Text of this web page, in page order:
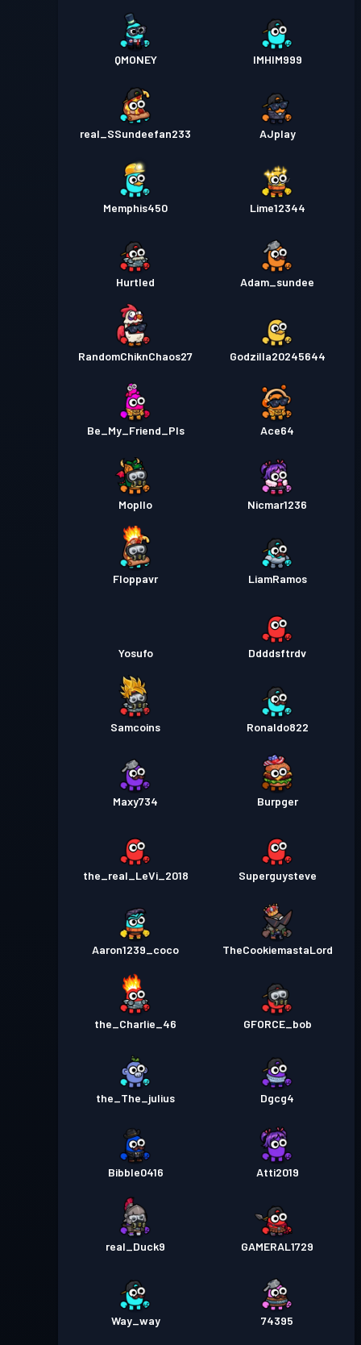
QMONEY IMHIM999
real_SSundeefan233 AJplay
Memphis450 Lime12344
Hurtled Adam_sundee
RandomChiknChaos27 Godzilla20245644
Be_My_Friend_Pls Ace64
Mopllo Nicmar1236
Floppavr LiamRamos
Yosufo Ddddsftrdv
Samcoins Ronaldo822
Maxy734 Burpger
the_real_LeVi_2018 Superguysteve
Aaron1239_coco TheCookiemastaLord
the_Charlie_46 GFORCE_bob
the_The_julius Dgcg4
Bibble0416 Atti2019
real_Duck9 GAMERAL1729
Way_way 74395